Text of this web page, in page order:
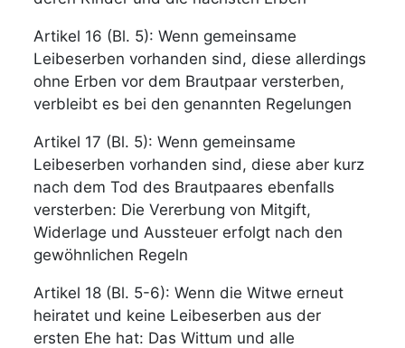
Artikel 16 (Bl. 5): Wenn gemeinsame
Leibeserben vorhanden sind, diese allerdings
ohne Erben vor dem Brautpaar versterben,
verbleibt es bei den genannten Regelungen
Artikel 17 (Bl. 5): Wenn gemeinsame
Leibeserben vorhanden sind, diese aber kurz
nach dem Tod des Brautpaares ebenfalls
versterben: Die Vererbung von Mitgift,
Widerlage und Aussteuer erfolgt nach den
gewöhnlichen Regeln
Artikel 18 (Bl. 5-6): Wenn die Witwe erneut
heiratet und keine Leibeserben aus der
ersten Ehe hat: Das Wittum und alle